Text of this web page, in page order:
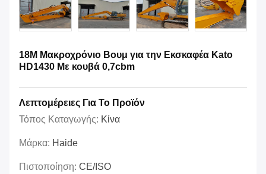
18Μ Μακροχρόνιο Βουμ για την Εκσκαφέα Kato
HD1430 Με κουβά 0,7cbm
Λεπτομέρειες Για Το Προϊόν
Τόπος Καταγωγής: Κίνα
Μάρκα: Haide
Πιστοποίηση: CE/ISO